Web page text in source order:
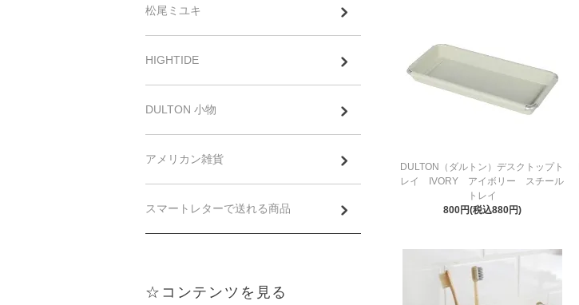
DULTON（ダルトン）デスクトップト
レイ IVORY アイボリー スチール
トレイ
800円(税込880円)
松尾ミユキ
HIGHTIDE
DULTON 小物
アメリカン雑貨
スマートレターで送れる商品
☆コンテンツを見る